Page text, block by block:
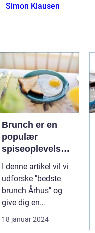
Simon Klausen
Brunch er en
populær
spiseoplevelse,
der kombinerer
det bedste fra
morgenmad og
frokost i én
måltid
I denne artikel vil vi
udforske "bedste
brunch Århus" og
give dig en
dybdegående
præsentation af
18 januar 2024